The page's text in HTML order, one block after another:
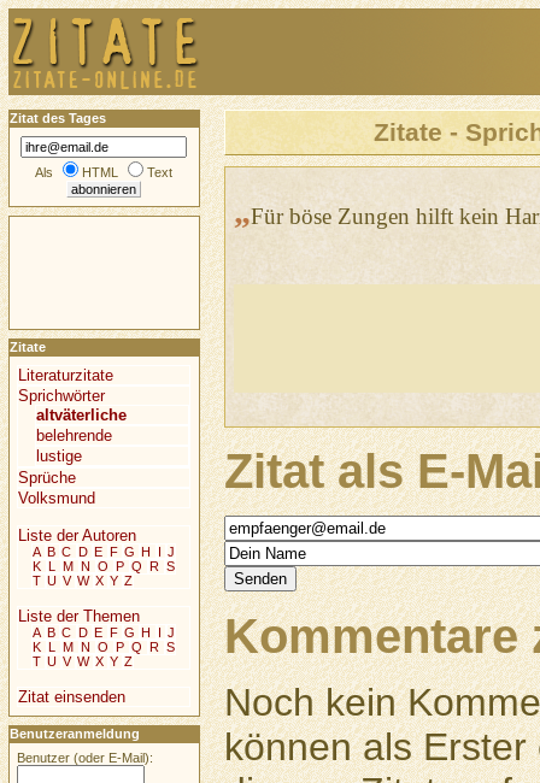
Zitate -
„Für böse Zungen hilft kein
Zitat als E-
Kommentare
Noch kein
können als
Zitat des Tages
Als HTML Text
Zitate
Literaturzitate
Sprichwörter
altväterliche
belehrende
lustige
Sprüche
Volksmund
Liste der Autoren
A B C D E F G H I J
K L M N O P Q R S
T U V W X Y Z
Liste der Themen
A B C D E F G H I J
K L M N O P Q R S
T U V W X Y Z
Zitat einsenden
Benutzeranmeldung
Benutzer (oder E-Mail):